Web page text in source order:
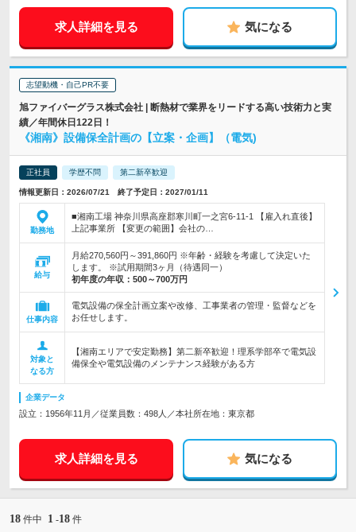
求人詳細を見る 気になる
志望動機・自己PR不要
旭ファイバーグラス株式会社 | 断熱材で業界をリードする高い技術力と実
績／年間休日122日！
《湘南》設備保全計画の【立案・企画】（電気)
正社員 学歴不問 第二新卒歓迎
情報更新日：2026/07/21 終了予定日：2027/01/11
勤務地
■湘南工場 神奈川県高座郡寒川町一之宮6-11-1 【雇入れ直後】
上記事業所 【変更の範囲】会社の…
給与
月給270,560円～391,860円 ※年齢・経験を考慮して決定いた
します。 ※試用期間3ヶ月（待遇同一）
初年度の年収： 500～700万円
仕事内容
電気設備の保全計画立案や改修、工事業者の管理・監督などを
お任せします。
対象と
なる方
【湘南エリアで安定勤務】第二新卒歓迎！理系学部卒で電気設
備保全や電気設備のメンテナンス経験がある方
企業データ
設立：1956年11月／従業員数：498人／本社所在地：東京都
求人詳細を見る 気になる
18 件中 1 -18 件